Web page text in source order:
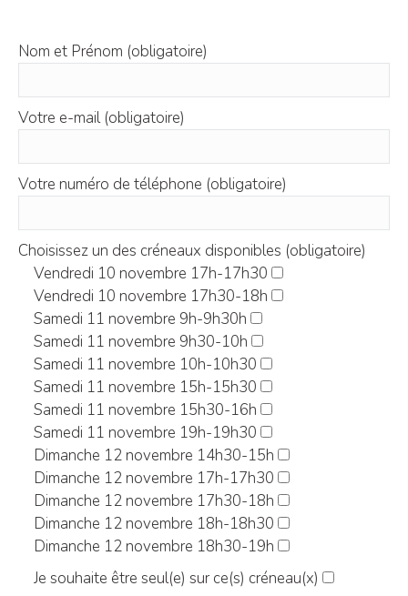
Nom et Prénom (obligatoire)
Votre e-mail (obligatoire)
Votre numéro de téléphone (obligatoire)
Choisissez un des créneaux disponibles (obligatoire)
Vendredi 10 novembre 17h-17h30
Vendredi 10 novembre 17h30-18h
Samedi 11 novembre 9h-9h30h
Samedi 11 novembre 9h30-10h
Samedi 11 novembre 10h-10h30
Samedi 11 novembre 15h-15h30
Samedi 11 novembre 15h30-16h
Samedi 11 novembre 19h-19h30
Dimanche 12 novembre 14h30-15h
Dimanche 12 novembre 17h-17h30
Dimanche 12 novembre 17h30-18h
Dimanche 12 novembre 18h-18h30
Dimanche 12 novembre 18h30-19h
Je souhaite être seul(e) sur ce(s) créneau(x)